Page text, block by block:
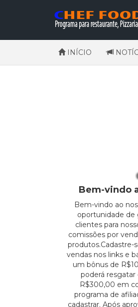
INÍCIO
Bem-vindo
Bem-vindo ao
oportunidade de
clientes para
comissões por
produtos.Cadastre-
vendas nos links e
um bônus de
poderá
R$300,00 em
programa de
cadastrar. Após